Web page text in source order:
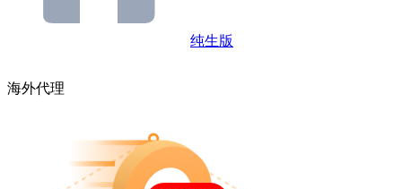
纯生版
海外代理